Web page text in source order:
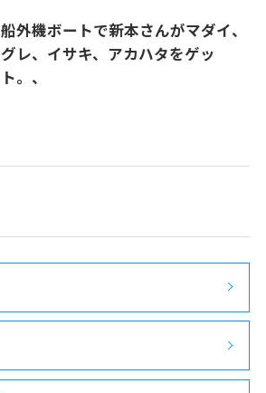
船外機ボートで新本さんがマダイ、
グレ、イサキ、アカハタをゲッ
ト。、